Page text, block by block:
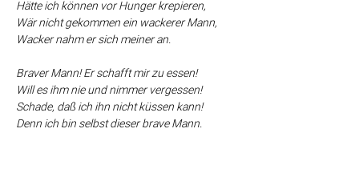
Hätte ich können vor Hunger krepieren,
Wär nicht gekommen ein wackerer Mann,
Wacker nahm er sich meiner an.
Braver Mann! Er schafft mir zu essen!
Will es ihm nie und nimmer vergessen!
Schade, daß ich ihn nicht küssen kann!
Denn ich bin selbst dieser brave Mann.